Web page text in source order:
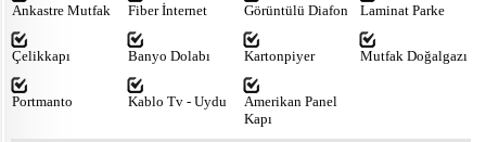
Ankastre Mutfak Fiber İnternet Görüntülü Diafon Laminat Parke
Çelikkapı Banyo Dolabı Kartonpiyer Mutfak Doğalgazı
Portmanto Kablo Tv - Uydu
Amerikan Panel
Kapı